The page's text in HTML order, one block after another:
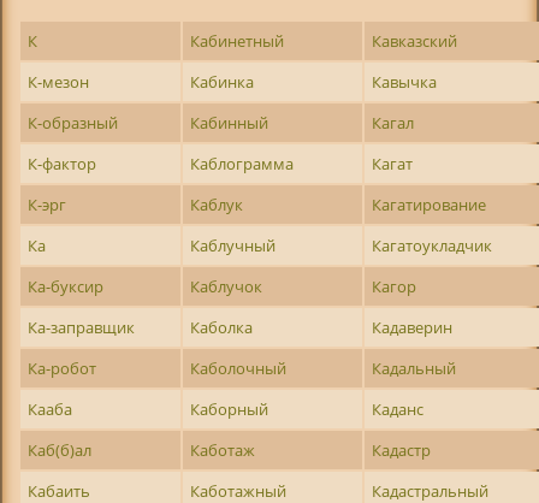
К Кабинетный
Кавказский
К-мезон
Кабинка
Кавычка
К-образный
Кабинный
Кагал
К-фактор
Каблограмма
Кагат
К-эрг
Каблук
Кагатирование
Ка
Каблучный
Кагатоукладчик
Ка-буксир
Каблучок
Кагор
Ка-заправщик
Каболка
Кадаверин
Ка-робот
Каболочный
Кадальный
Кааба
Каборный
Каданс
Каб(б)ал
Каботаж
Кадастр
Кабаить
Каботажный
Кадастральный